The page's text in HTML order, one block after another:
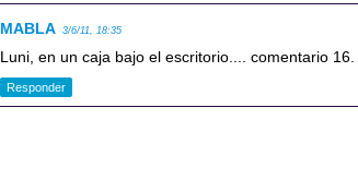
MABLA 3/6/11, 18:35
Luni, en un caja bajo el escritorio.... comentario 16.
Responder